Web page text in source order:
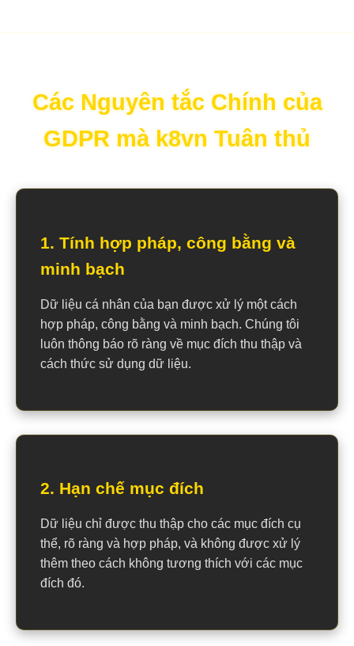
Các Nguyên tắc Chính của
GDPR mà k8vn Tuân thủ
1. Tính hợp pháp, công bằng và
minh bạch
Dữ liệu cá nhân của bạn được xử lý một cách
hợp pháp, công bằng và minh bạch. Chúng tôi
luôn thông báo rõ ràng về mục đích thu thập và
cách thức sử dụng dữ liệu.
2. Hạn chế mục đích
Dữ liệu chỉ được thu thập cho các mục đích cụ
thể, rõ ràng và hợp pháp, và không được xử lý
thêm theo cách không tương thích với các mục
đích đó.